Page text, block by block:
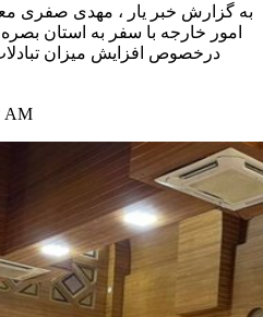
به گزارش خبر یار ، مهدی صفری
امور خارجه با سفر به استان بصره
درخصوص افزایش میزان
6/4/2022 11:05:20 AM